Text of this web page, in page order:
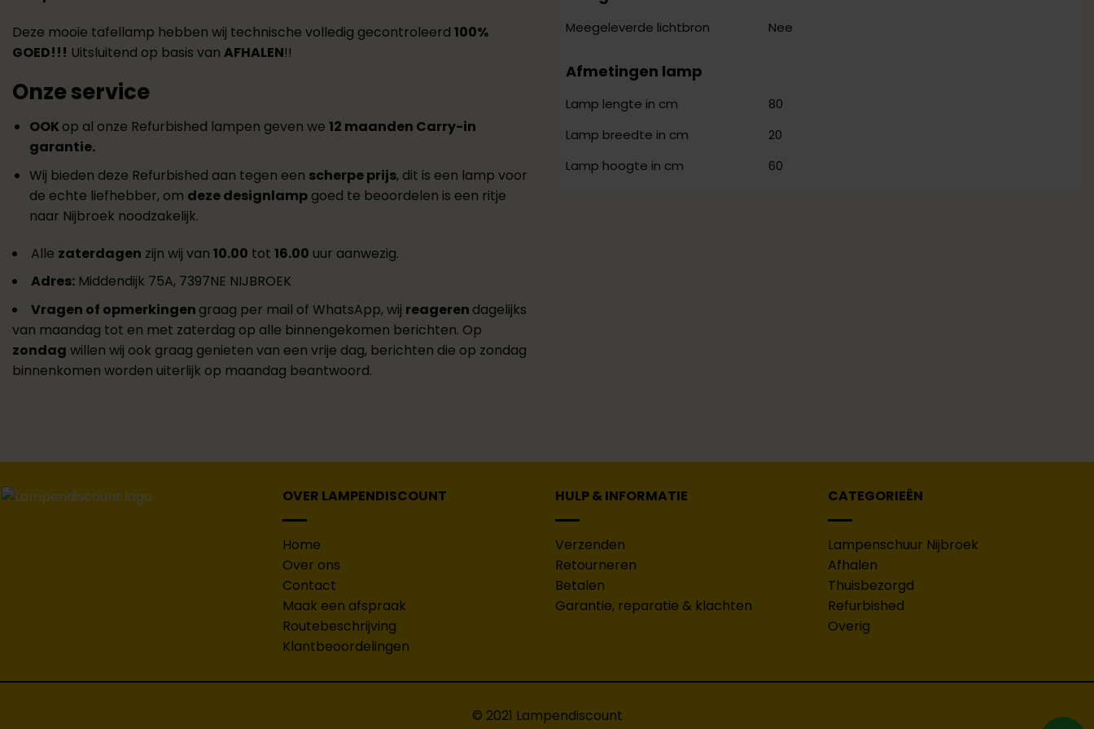
Deze mooie tafellamp hebben wij technische volledig gecontroleerd 100%
GOED!!! Uitsluitend op basis van AFHALEN!!
Onze service
OOKop al onze Refurbished lampen geven we 12 maanden Carry-in
garantie.
Wij bieden deze Refurbished aan tegen een scherpe prijs, dit is een lamp voor
de echte liefhebber, om deze designlampgoed te beoordelen is een ritje
naar Nijbroek noodzakelijk.
Alle zaterdagen zijn wij van 10.00 tot 16.00 uur aanwezig.
Adres: Middendijk 75A, 7397NE NIJBROEK
Vragen of opmerkingen graag per mail of WhatsApp, wij reageren dagelijks
van maandag tot en met zaterdag op alle binnengekomen berichten. Op
zondag willen wij ook graag genieten van een vrije dag, berichten die op zondag
binnenkomen worden uiterlijk op maandag beantwoord.
Meegeleverde lichtbron Nee
Afmetingen lamp
Lamp lengte in cm
80
Lamp breedte in cm
20
Lamp hoogte in cm
60
OVER LAMPENDISCOUNT
Home
Over ons
Contact
Maak een afspraak
Routebeschrijving
Klantbeoordelingen
HULP & INFORMATIE
Verzenden
Retourneren
Betalen
Garantie, reparatie & klachten
CATEGORIEËN
Lampenschuur Nijbroek
Afhalen
Thuisbezorgd
Refurbished
Overig
© 2021 Lampendiscount